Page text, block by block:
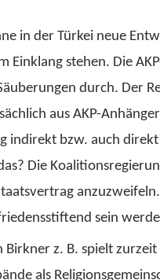
in der Türkei neue
stehen. Die
durch. Der
aus AKP-
indirekt bzw. auch
Die
sein
Birkner z. B. spielt
als